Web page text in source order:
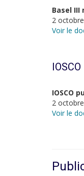
Basel
2
Voir le
IOSCO
IOSCO
2
Voir le